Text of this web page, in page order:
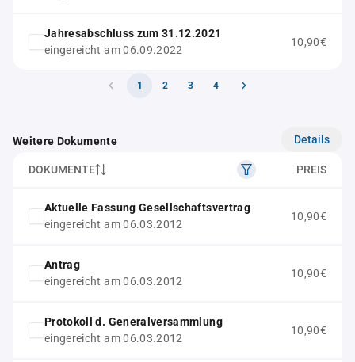
Jahresabschluss zum 31.12.2021
eingereicht am 06.09.2022
10,90€
1 2 3 4
Weitere Dokumente Details
DOKUMENTE PREIS
Aktuelle Fassung Gesellschaftsvertrag
eingereicht am 06.03.2012
10,90€
Antrag
eingereicht am 06.03.2012
10,90€
Protokoll d. Generalversammlung
eingereicht am 06.03.2012
10,90€